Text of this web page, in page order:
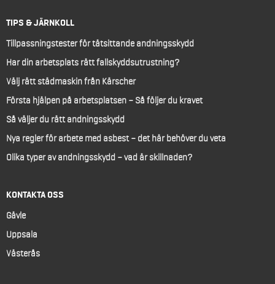
TIPS & JÄRNKOLL
Tillpassningstester för tätsittande andningsskydd
Har din arbetsplats rätt fallskyddsutrustning?
Välj rätt städmaskin från Kärscher
Första hjälpen på arbetsplatsen – Så följer du kravet
Så väljer du rätt andningsskydd
Nya regler för arbete med asbest – det här behöver du veta
Olika typer av andningsskydd – vad är skillnaden?
KONTAKTA OSS
Gävle
Uppsala
Västerås